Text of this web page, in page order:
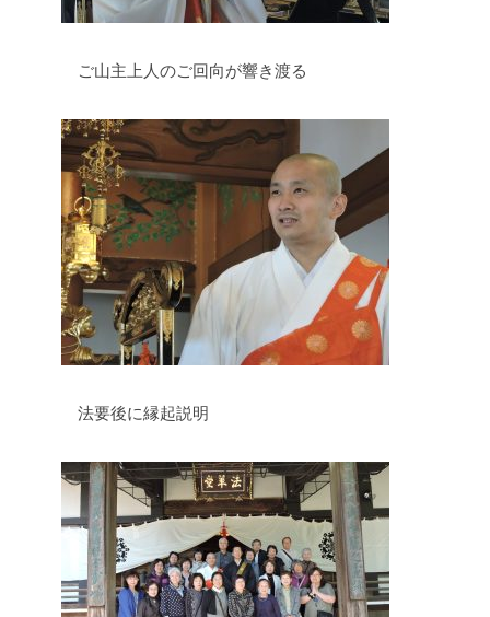
ご山主上人のご回向が響き渡る
法要後に縁起説明